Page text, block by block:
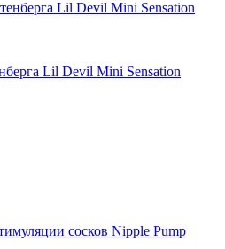
Lil Devil Mini Sensation